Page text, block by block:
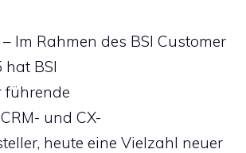
Im Rahmen des BSI Customer
hat BSI
führende
und CX-
heute eine Vielzahl neuer